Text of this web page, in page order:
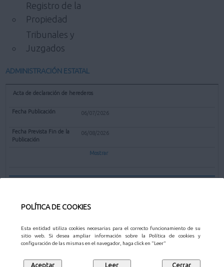
POLÍTICA DE COOKIES
Esta entidad utiliza cookies necesarias para el correcto funcionamiento de su
sitio web. Si desea ampliar información sobre la Política de cookies y
configuración de las mismas en el navegador, haga click en "Leer"
Registro de la
Propiedad
Tribunales y
Juzgados
ADMINISTRACIÓN ESTATAL
Acta de declaración de herederos
06/07/2026
06/08/2026
Mostrar
30/06/2026
Mostrar